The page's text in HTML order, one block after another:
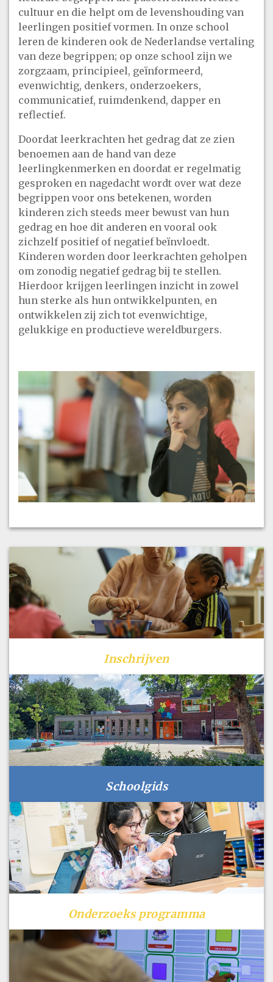
cultuur en die helpt om de levenshouding van
leerlingen positief vormen. In onze school
leren de kinderen ook de Nederlandse vertaling
van deze begrippen; op onze school zijn we
zorgzaam, principieel, geïnformeerd,
evenwichtig, denkers, onderzoekers,
communicatief, ruimdenkend, dapper en
reflectief.
Doordat leerkrachten het gedrag dat ze zien
benoemen aan de hand van deze
leerlingkenmerken en doordat er regelmatig
gesproken en nagedacht wordt over wat deze
begrippen voor ons betekenen, worden
kinderen zich steeds meer bewust van hun
gedrag en hoe dit anderen en vooral ook
zichzelf positief of negatief beïnvloedt.
Kinderen worden door leerkrachten geholpen
om zonodig negatief gedrag bij te stellen.
Hierdoor krijgen leerlingen inzicht in zowel
hun sterke als hun ontwikkelpunten, en
ontwikkelen zij zich tot evenwichtige,
gelukkige en productieve wereldburgers.
Inschrijven
Schoolgids
Onderzoeks programma